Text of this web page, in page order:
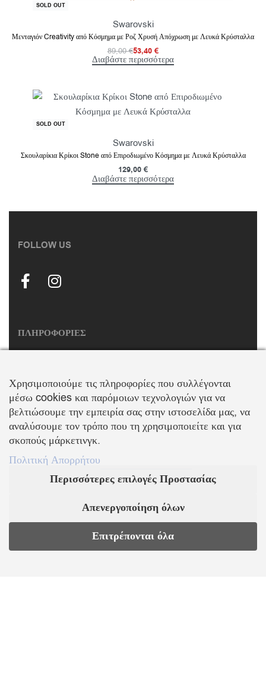
-40% OFF
SOLD OUT
Swarovski
Μενταγιόν Creativity από Κόσμημα με Ροζ Χρυσή Απόχρωση με Λευκά Κρύσταλλα
89,00€53,40 €
Διαβάστε περισσότερα
SOLD OUT
Swarovski
Σκουλαρίκια Κρίκοι Stone από Επιροδιωμένο Κόσμημα με Λευκά Κρύσταλλα
129,00 €
Διαβάστε περισσότερα
FOLLOW US
ΠΛΗΡΟΦΟΡΙΕΣ
Παραλαβή Προϊόντων
Τρόποι Πληρωμής
Επιστροφές Προϊόντων
Πολιτική Ακύρωσης
Προσωπικά Δεδομένα
Όροι & Προϋποθέσεις
Πολιτική Απορρήτου
ΣΤΕΙΛΤΕ ΜΑΣ EMAIL
swarovski@kosmima.moda
EL
Χρησιμοποιούμε τις πληροφορίες που συλλέγονται
μέσω cookies και παρόμοιων τεχνολογιών για να
βελτιώσουμε την εμπειρία σας στην ιστοσελίδα μας, να
αναλύσουμε τον τρόπο που τη χρησιμοποιείτε και για
σκοπούς μάρκετινγκ.
Πολιτική Απορρήτου
Περισσότερες επιλογές Προστασίας
Απενεργοποίηση όλων
Επιτρέπονται όλα